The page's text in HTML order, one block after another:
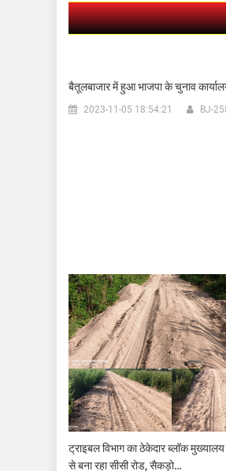
बैतूलबाजार में हुआ भाजपा के चुनाव
2023-11-05 18:54:21 BJ-
ट्राइबल विभाग का ठेकेदार ब्लॉक
से बना रहा सीसी रोड, सैकड़ो…